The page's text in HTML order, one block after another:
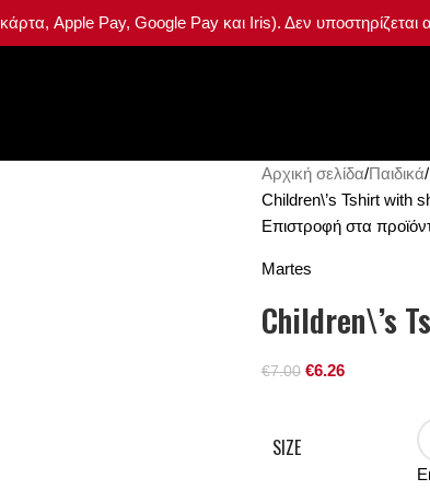
Apple Pay, Google Pay και Iris). Δεν
Αρχική σελίδα Παιδικά
Children\’s Tshirt with
Επιστροφή στα
Martes
Children\’s
€7.00 €6.26
SIZE